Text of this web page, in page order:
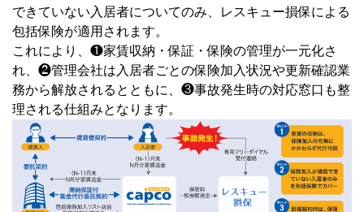
できていない入居者についてのみ、レスキュー損保による
包括保険が適用されます。
これにより、❶家賃収納・保証・保険の管理が一元化さ
れ、❷管理会社は入居者ごとの保険加入状況や更新確認業
務から解放されるとともに、❸事故発生時の対応窓口も整
理される仕組みとなります。